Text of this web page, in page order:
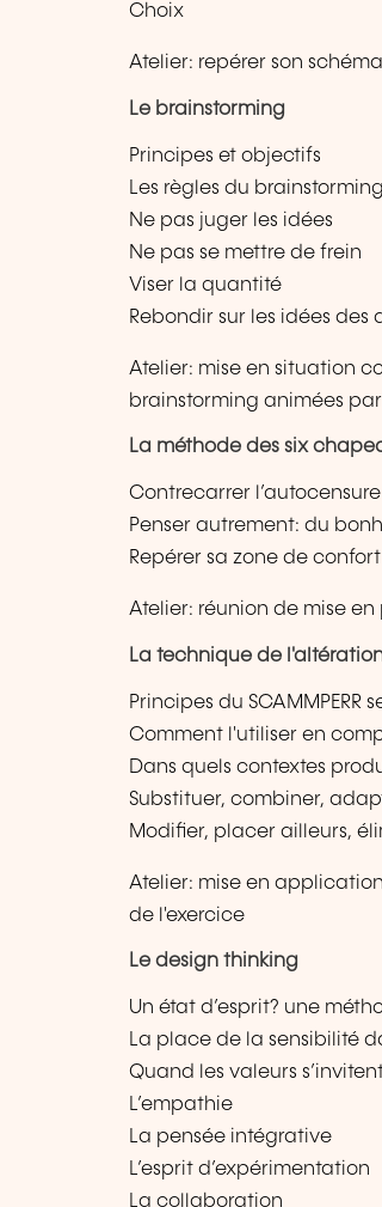
Choix
Atelier: repérer son
Le brainstorming
Principes et objectifs
Les règles du brainstorming
Ne pas juger les idées
Ne pas se mettre de frein
Viser la quantité
Rebondir sur les idées des
Atelier: mise en situation
brainstorming animées
La méthode des six
Contrecarrer l’autocensure
Penser autrement: du
Repérer sa zone de
Atelier: réunion de mise
La technique de
Principes du SCAMMPERR
Comment l'utiliser en
Dans quels contextes
Substituer, combiner,
Modifier, placer ailleurs,
Atelier: mise en
de l'exercice
Le design thinking
Un état d’esprit? une
La place de la sensibilité
Quand les valeurs
L’empathie
La pensée intégrative
L’esprit d’expérimentation
La collaboration